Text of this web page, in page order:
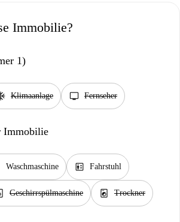
Immobilie?
1)
Klimaanlage tv Fernseher
Immobilie
Waschmaschine elevator Fahrstuhl
Geschirrspülmaschine local_laundry_service Trockner